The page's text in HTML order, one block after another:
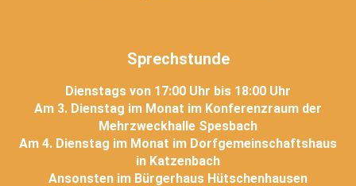
Sprechstunde
Dienstags von 17:00 Uhr bis 18:00 Uhr
Am 3. Dienstag im Monat im Konferenzraum der
Mehrzweckhalle Spesbach
Am 4. Dienstag im Monat im Dorfgemeinschaftshaus
in Katzenbach
Ansonsten im Bürgerhaus Hütschenhausen